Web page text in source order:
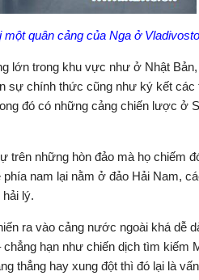
quân cảng của Nga ở
lớn trong khu vực như ở Nhật
sự chính thức cũng như ký kết các
đó có những cảng chiến lược ở
trên những hòn đảo mà họ chiếm
nam lại nằm ở đảo Hải Nam,
lý.
ra vào cảng nước ngoài khá dễ
hạn như chiến dịch tìm kiếm
thẳng hay xung đột thì đó lại là